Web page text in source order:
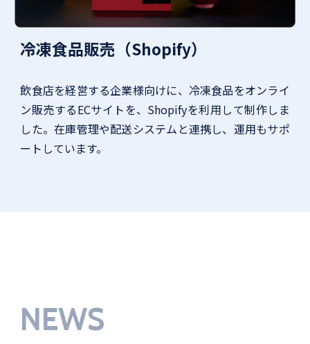
冷凍食品販売（Shopify）
飲食店を経営する企業様向けに、冷凍食品をオンライ
ン販売するECサイトを、Shopifyを利用して制作しま
した。在庫管理や配送システムと連携し、運用もサポ
ートしています。
NEWS